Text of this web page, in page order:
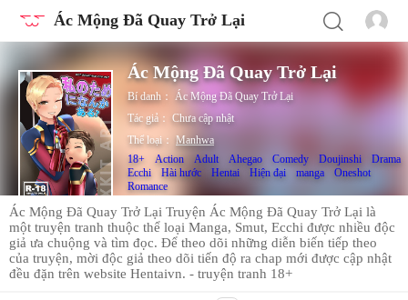
Ác Mộng Đã Quay Trở Lại
Ác Mộng Đã Quay Trở Lại
Bí danh： Ác Mộng Đã Quay Trở Lại
Tác giả： Chưa cập nhật
Thể loại： Manhwa
18+
Action Adult Ahegao Comedy Doujinshi
Drama
Ecchi
Hài hước Hentai Hiện đại manga
Oneshot
Romance
Ác Mộng Đã Quay Trở Lại Truyện Ác Mộng Đã Quay Trở Lại là
một truyện tranh thuộc thể loại Manga, Smut, Ecchi được nhiều độc
giả ưa chuộng và tìm đọc. Để theo dõi những diễn biến tiếp theo
của truyện, mời độc giả theo dõi tiến độ ra chap mới được cập nhật
đều đặn trên website Hentaivn. - truyện tranh 18+